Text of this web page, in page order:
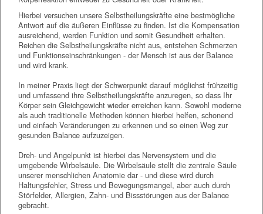
Hierbei versuchen unsere Selbstheilungskräfte eine bestmögliche
Antwort auf die äußeren Einflüsse zu finden. Ist die Kompensation
ausreichend, werden Funktion und somit Gesundheit erhalten.
Reichen die Selbstheilungskräfte nicht aus, entstehen Schmerzen
und Funktionseinschränkungen - der Mensch ist aus der Balance
und wird krank.
In meiner Praxis liegt der Schwerpunkt darauf möglichst frühzeitig
und umfassend ihre Selbstheilungskräfte anzuregen, so dass Ihr
Körper sein Gleichgewicht wieder erreichen kann. Sowohl moderne
als auch traditionelle Methoden können hierbei helfen, schonend
und einfach Veränderungen zu erkennen und so einen Weg zur
gesunden Balance aufzuzeigen.
Dreh- und Angelpunkt ist hierbei das Nervensystem und die
umgebende Wirbelsäule. Die Wirbelsäule stellt die zentrale Säule
unserer menschlichen Anatomie dar - und diese wird durch
Haltungsfehler, Stress und Bewegungsmangel, aber auch durch
Störfelder, Allergien, Zahn- und Bissstörungen aus der Balance
gebracht.